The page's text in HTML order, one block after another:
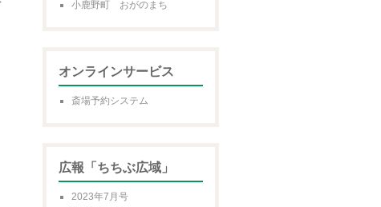
小鹿野町 おがのまち
オンラインサービス
斎場予約システム
広報「ちちぶ広域」
2023年7月号